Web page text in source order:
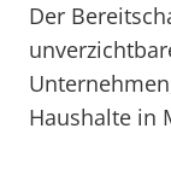
Der
Haushalte in